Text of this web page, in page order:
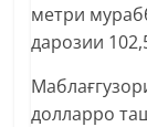
метри
дарозии
долларро